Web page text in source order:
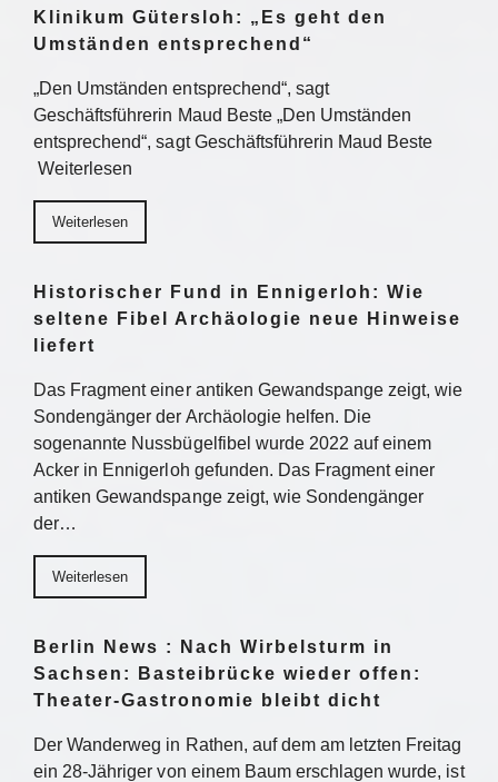
Klinikum Gütersloh: „Es geht den
Umständen entsprechend“
„Den Umständen entsprechend“, sagt
Geschäftsführerin Maud Beste „Den Umständen
entsprechend“, sagt Geschäftsführerin Maud Beste
Weiterlesen
Weiterlesen
Historischer Fund in Ennigerloh: Wie
seltene Fibel Archäologie neue Hinweise
liefert
Das Fragment einer antiken Gewandspange zeigt, wie
Sondengänger der Archäologie helfen. Die
sogenannte Nussbügelfibel wurde 2022 auf einem
Acker in Ennigerloh gefunden. Das Fragment einer
antiken Gewandspange zeigt, wie Sondengänger
der…
Weiterlesen
Berlin News : Nach Wirbelsturm in
Sachsen: Basteibrücke wieder offen:
Theater-Gastronomie bleibt dicht
Der Wanderweg in Rathen, auf dem am letzten Freitag
ein 28-Jähriger von einem Baum erschlagen wurde, ist